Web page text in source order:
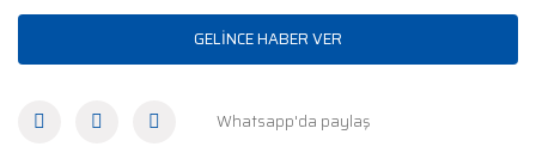
GELİNCE HABER VER
Whatsapp'da paylaş